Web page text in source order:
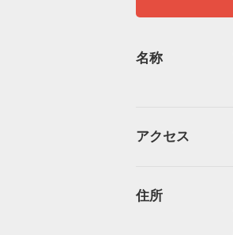
名称
アクセス
住所